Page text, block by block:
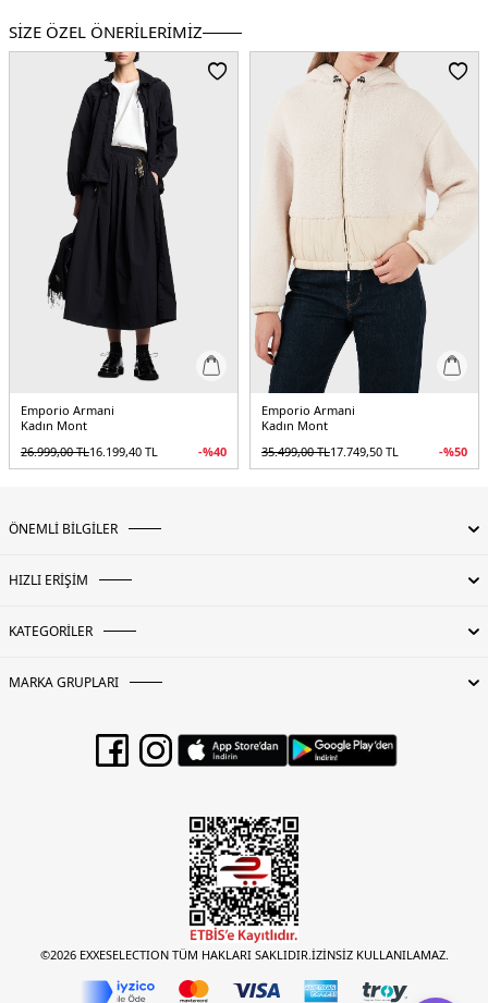
Cep:Cepli
Astar Durumu:Astarlı
Kalıp Bilgisi:Regular Fit
Manken Bedeni: Boy : 1.74 cm / Göğüs : 85 cm / Bel : 60 cm / Kalça : 90 cm /
Beden : S
Menşei:
Çin
Detaylar: İçi yumuşak tüylü
5DK2EW001392AF14362UC001.07
SİZE ÖZEL ÖNERİLERİMİZ
Emporio Armani
Kadın Mont
26.999,00TL16.199,40 TL -%40
Emporio Armani
Kadın Mont
35.499,00TL17.749,50 TL -%50
ÖNEMLİ BİLGİLER
HIZLI ERİŞİM
KATEGORİLER
MARKA GRUPLARI
©2026 EXXESELECTION TÜM HAKLARI SAKLIDIR.İZİNSİZ KULLANILAMAZ.